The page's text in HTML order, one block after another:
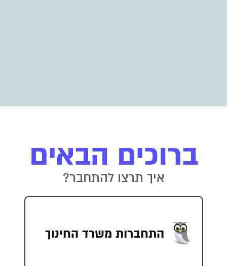
ברוכים הבאים
איך תרצו להתחבר?
התחברות משרד החינוך